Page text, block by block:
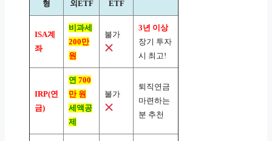
형 외ETF ETF
ISA계
좌
비과세
200만
원
불가
3년 이상
장기 투자
시 최고!
IRP(연
금)
연 700
만 원
세액공
제
불가
퇴직연금
마련하는
분 추천